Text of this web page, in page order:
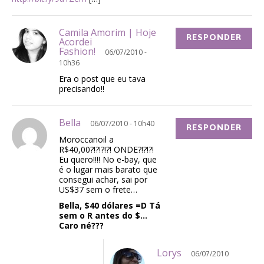
Camila Amorim | Hoje
Acordei
Fashion!
06/07/2010 -
10h36
Era o post que eu tava
precisando!!
RESPONDER
Bella 06/07/2010 - 10h40
Moroccanoil a
R$40,00?!?!?!?! ONDE?!?!?!
Eu quero!!!! No e-bay, que
é o lugar mais barato que
consegui achar, sai por
US$37 sem o frete…
Bella, $40 dólares =D Tá
sem o R antes do $…
Caro né???
RESPONDER
Lorys
06/07/2010